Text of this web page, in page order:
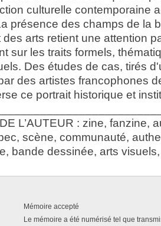
culturelle contemporaine
présence des champs de la
des arts retient une attention
sur les traits formels,
Des études de cas, tirés
des artistes francophones
ce portrait historique et
L’AUTEUR : zine, fanzine,
scène, communauté,
bande dessinée, arts
Mémoire accepté
Le mémoire a été numérisé tel que